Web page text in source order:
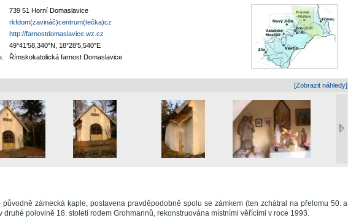
739 51 Horní Domaslavice
rkfdom(zavináč)centrum(tečka)cz
http://farnostdomaslavice.wz.cz
49°41'58,340"N, 18°28'5,540"E
Římskokatolická farnost Domaslavice
[Zobrazit náhledy]
původně zámecká kaple, postavena pravděpodobně spolu se zámkem (ten zchátral na přelomu 50. a
druhé polovině 18. století rodem Grohmannů, rekonstruována místními věřícími v roce 1993.